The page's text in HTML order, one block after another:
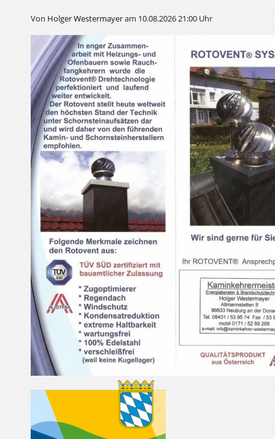
Von Holger Westermayeram 10.08.2026 21:00 Uhr